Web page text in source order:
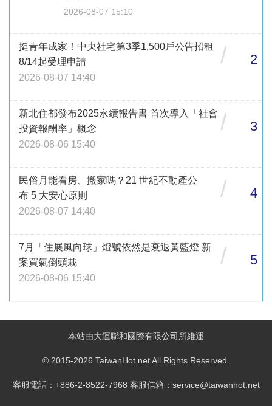
2026-08-07 15:10
挺青年成家！中央社宅第3季1,500戶公告招租
8/14起受理申請
2026-08-07 14:40
/ 2
新北住都發布2025永續報告書 首次導入「社會
投資報酬率」概念
2026-08-06 15:40
/ 3
民俗月能看房、搬家嗎？21 世紀不動產公
布 5 大安心原則
2026-08-07 14:40
/ 4
7月「住展風向球」燈號依然是衰退黃藍燈 新
案買氣倒頭栽
2026-08-06 15:40
/ 5
本站由大運聯和國際有限公司所維運
© 2015-2026 TaiwanHot.net All Rights Reserved.
客服電話：+886-2-8522-7968 客服信箱：service@taiwanhot.net